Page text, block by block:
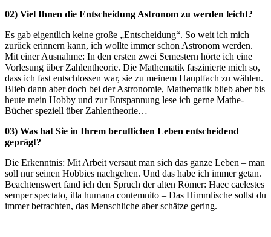
02) Viel Ihnen die Entscheidung Astronom zu werden leicht?
Es gab eigentlich keine große „Entscheidung“. So weit ich mich
zurück erinnern kann, ich wollte immer schon Astronom werden.
Mit einer Ausnahme: In den ersten zwei Semestern hörte ich eine
Vorlesung über Zahlentheorie. Die Mathematik faszinierte mich so,
dass ich fast entschlossen war, sie zu meinem Hauptfach zu wählen.
Blieb dann aber doch bei der Astronomie, Mathematik blieb aber bis
heute mein Hobby und zur Entspannung lese ich gerne Mathe-
Bücher speziell über Zahlentheorie…
03) Was hat Sie in Ihrem beruflichen Leben entscheidend
geprägt?
Die Erkenntnis: Mit Arbeit versaut man sich das ganze Leben – man
soll nur seinen Hobbies nachgehen. Und das habe ich immer getan.
Beachtenswert fand ich den Spruch der alten Römer: Haec caelestes
semper spectato, illa humana contemnito – Das Himmlische sollst du
immer betrachten, das Menschliche aber schätze gering.